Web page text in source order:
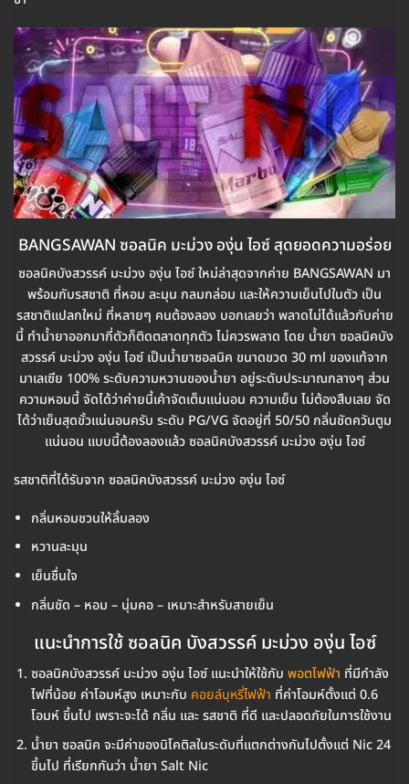
BANGSAWAN ซอลนิค มะม่วง องุ่น ไอซ์ สุดยอดความอร่อย
ซอลนิคบังสวรรค์ มะม่วง องุ่น ไอซ์ ใหม่ล่าสุดจากค่าย BANGSAWAN มา
พร้อมกับรสชาติ ที่หอม ละมุน กลมกล่อม และให้ความเย็นไปในตัว เป็น
รสชาติแปลกใหม่ ที่หลายๆ คนต้องลอง บอกเลยว่า พลาดไม่ได้แล้วกับค่าย
นี้ ทำน้ำยาออกมากี่ตัวก็ติดตลาดทุกตัว ไม่ควรพลาด โดย น้ำยา ซอลนิคบัง
สวรรค์ มะม่วง องุ่น ไอซ์ เป็นน้ำยาซอลนิค ขนาดขวด 30 ml ของแท้จาก
มาเลเซีย 100% ระดับความหวานของน้ำยา อยู่ระดับประมาณกลางๆ ส่วน
ความหอมนี้ จัดได้ว่าค่ายนี้เค้าจัดเต็มแน่นอน ความเย็น ไม่ต้องสืบเลย จัด
ได้ว่าเย็นสุดขั้วแน่นอนครับ ระดับ PG/VG จัดอยู่ที่ 50/50 กลิ่นชัดควันตูม
แน่นอน แบบนี้ต้องลองแล้ว ซอลนิคบังสวรรค์ มะม่วง องุ่น ไอซ์
รสชาติที่ได้รับจาก ซอลนิคบังสวรรค์ มะม่วง องุ่น ไอซ์
กลิ่นหอมชวนให้ลิ้มลอง
หวานละมุน
เย็นชื่นใจ
กลิ่นชัด – หอม – นุ่มคอ – เหมาะสำหรับสายเย็น
แนะนำการใช้ ซอลนิค บังสวรรค์ มะม่วง องุ่น ไอซ์
ซอลนิคบังสวรรค์ มะม่วง องุ่น ไอซ์ แนะนำให้ใช้กับ พอตไฟฟ้า ที่มีกำลัง
ไฟที่น้อย ค่าโอมห์สูง เหมาะกับ คอยล์บุหรี่ไฟฟ้า ที่ค่าโอมห์ตั้งแต่ 0.6
โอมห์ ขึ้นไป เพราะจะได้ กลิ่น และ รสชาติ ที่ดี และปลอดภัยในการใช้งาน
น้ำยา ซอลนิค จะมีค่าของนิโคติลในระดับที่แตกต่างกันไปตั้งแต่ Nic 24
ขึ้นไป ที่เรียกกันว่า น้ำยา Salt Nic